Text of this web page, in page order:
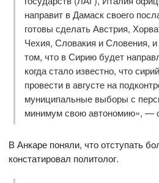
направит в Дамаск своего
готовы сделать Австрия,
Чехия, Словакия и Словения,
том, что в Сирию будет
когда стало известно, что
провести в августе на
муниципальные выборы с
минимум свою автономию», —
В Анкаре поняли, что отступать
констатировал политолог.